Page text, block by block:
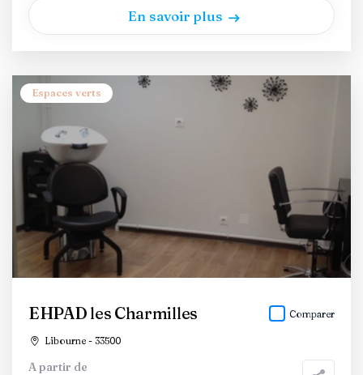
En savoir plus
Espaces verts
EHPAD les Charmilles
Libourne - 33500
Comparer
A partir de